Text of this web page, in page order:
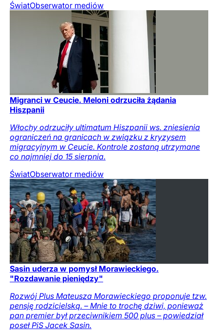
ŚwiatObserwator mediów
Migranci w Ceucie. Meloni odrzuciła żądania
Hiszpanii
Włochy odrzuciły ultimatum Hiszpanii ws. zniesienia
ograniczeń na granicach w związku z kryzysem
migracyjnym w Ceucie. Kontrole zostaną utrzymane
co najmniej do 15 sierpnia.
ŚwiatObserwator mediów
Sasin uderza w pomysł Morawieckiego.
"Rozdawanie pieniędzy"
Rozwój Plus Mateusza Morawieckiego proponuje tzw.
pensję rodzicielską. – Mnie to trochę dziwi, ponieważ
pan premier był przeciwnikiem 500 plus – powiedział
poseł PiS Jacek Sasin.